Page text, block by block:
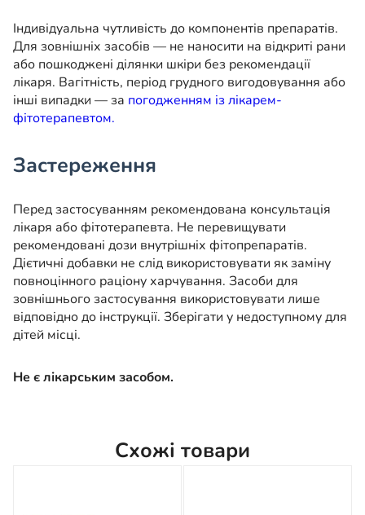
Індивідуальна чутливість до компонентів препаратів.
Для зовнішніх засобів — не наносити на відкриті рани
або пошкоджені ділянки шкіри без рекомендації
лікаря. Вагітність, період грудного вигодовування або
інші випадки — за погодженням із лікарем-
фітотерапевтом.
Застереження
Перед застосуванням рекомендована консультація
лікаря або фітотерапевта. Не перевищувати
рекомендовані дози внутрішніх фітопрепаратів.
Дієтичні добавки не слід використовувати як заміну
повноцінного раціону харчування. Засоби для
зовнішнього застосування використовувати лише
відповідно до інструкції. Зберігати у недоступному для
дітей місці.
Не є лікарським засобом.
Схожі товари